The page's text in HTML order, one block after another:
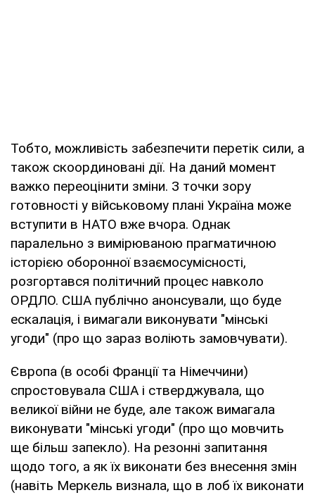
Тобто, можливість забезпечити перетік сили, а
також скоординовані дії. На даний момент
важко переоцінити зміни. З точки зору
готовності у військовому плані Україна може
вступити в НАТО вже вчора. Однак
паралельно з вимірюваною прагматичною
історією оборонної взаємосумісності,
розгортався політичний процес навколо
ОРДЛО. США публічно анонсували, що буде
ескалація, і вимагали виконувати "мінські
угоди" (про що зараз воліють замовчувати).
Європа (в особі Франції та Німеччини)
спростовувала США і стверджувала, що
великої війни не буде, але також вимагала
виконувати "мінські угоди" (про що мовчить
ще більш запекло). На резонні запитання
щодо того, а як їх виконати без внесення змін
(навіть Меркель визнала, що в лоб їх виконати